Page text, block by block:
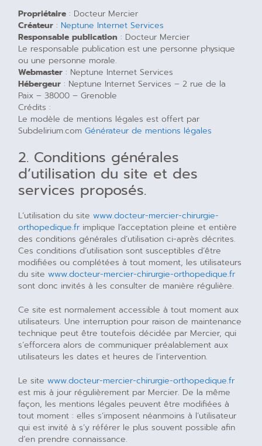
Propriétaire : Docteur Mercier
Créateur : Neptune Internet Services
Responsable publication : Docteur Mercier
Le responsable publication est une personne physique
ou une personne morale.
Webmaster : Neptune Internet Services
Hébergeur : Neptune Internet Services – 2 rue de la
Paix – 38000 – Grenoble
Crédits :
Le modèle de mentions légales est offert par
Subdelirium.comGénérateur de mentions légales
2. Conditions générales
d’utilisation du site et des
services proposés.
L’utilisation du sitewww.docteur-mercier-chirurgie-
orthopedique.fr implique l’acceptation pleine et entière
des conditions générales d’utilisation ci-après décrites.
Ces conditions d’utilisation sont susceptibles d’être
modifiées ou complétées à tout moment, les utilisateurs
du sitewww.docteur-mercier-chirurgie-orthopedique.fr
sont donc invités à les consulter de manière régulière.
Ce site est normalement accessible à tout moment aux
utilisateurs. Une interruption pour raison de maintenance
technique peut être toutefois décidée par Mercier, qui
s’efforcera alors de communiquer préalablement aux
utilisateurs les dates et heures de l’intervention.
Le sitewww.docteur-mercier-chirurgie-orthopedique.fr
est mis à jour régulièrement par Mercier. De la même
façon, les mentions légales peuvent être modifiées à
tout moment : elles s’imposent néanmoins à l’utilisateur
qui est invité à s’y référer le plus souvent possible afin
d’en prendre connaissance.